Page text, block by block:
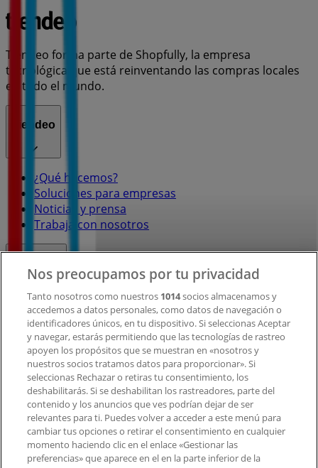
Tiendeo forma parte de Shopfully, la empresa
tecnológica que está reinventando las compras locales
en todo el mundo.
Tiendeo
¿Qué hacemos?
Soluciones para empresas
Noticias y prensa
Trabaja con nosotros
Contacto comercial y de marketing
Tienda mal colocada en el mapa
Notificar un folleto
¿Encontraste un problema en la web o en la
aplicación?
Índices
Nos preocupamos por tu privacidad
Tanto nosotros como nuestros 1014socios almacenamos y
accedemos a datos personales, como datos de navegación o
identificadores únicos, en tu dispositivo. Si seleccionas Aceptar
y navegar, estarás permitiendo que las tecnologías de rastreo
apoyen los propósitos que se muestran en «nosotros y
nuestros socios tratamos datos para proporcionar». Si
seleccionas Rechazar o retiras tu consentimiento, los
deshabilitarás. Si se deshabilitan los rastreadores, parte del
contenido y los anuncios que ves podrían dejar de ser
relevantes para ti. Puedes volver a acceder a este menú para
cambiar tus opciones o retirar el consentimiento en cualquier
momento haciendo clic en el enlace «Gestionar las
preferencias» que aparece en el en la parte inferior de la